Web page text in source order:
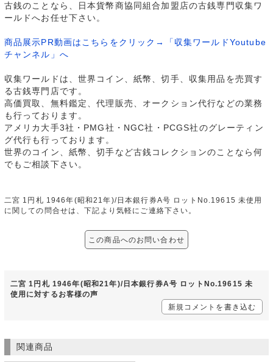
古銭のことなら、日本貨幣商協同組合加盟店の古銭専門収集ワ
ールドへお任せ下さい。
商品展示PR動画はこちらをクリック→「収集ワールドYoutube
チャンネル」へ
収集ワールドは、世界コイン、紙幣、切手、収集用品を売買す
る古銭専門店です。
高価買取、無料鑑定、代理販売、オークション代行などの業務
も行っております。
アメリカ大手3社・PMG社・NGC社・PCGS社のグレーティン
グ代行も行っております。
世界のコイン、紙幣、切手など古銭コレクションのことなら何
でもご相談下さい。
二宮 1円札 1946年(昭和21年)/日本銀行券A号 ロットNo.19615 未使用
に関しての問合せは、下記より気軽にご連絡下さい。
この商品へのお問い合わせ
二宮 1円札 1946年(昭和21年)/日本銀行券A号 ロットNo.19615 未
使用に対するお客様の声
新規コメントを書き込む
関連商品